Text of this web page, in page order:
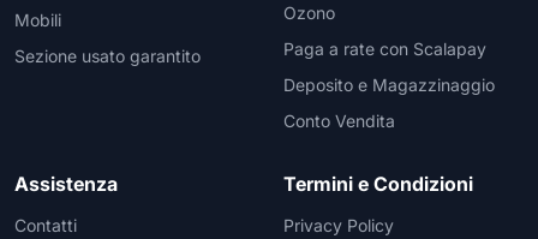
Mobili
Sezione usato garantito
Ozono
Paga a rate con Scalapay
Deposito e Magazzinaggio
Conto Vendita
Assistenza
Contatti
Termini e Condizioni
Privacy Policy